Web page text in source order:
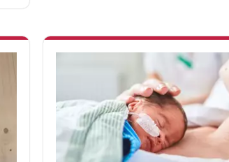
personalen hjälper dig med det.